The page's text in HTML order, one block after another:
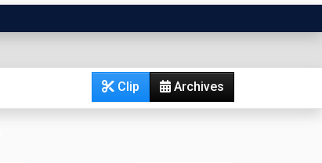
Archives
Clip